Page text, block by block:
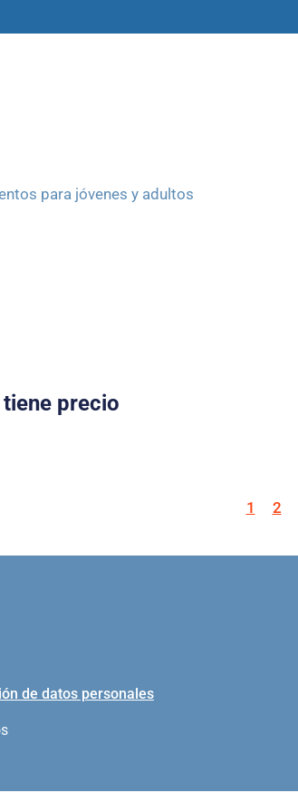
para jóvenes y adultos
precio
1 2
de datos personales